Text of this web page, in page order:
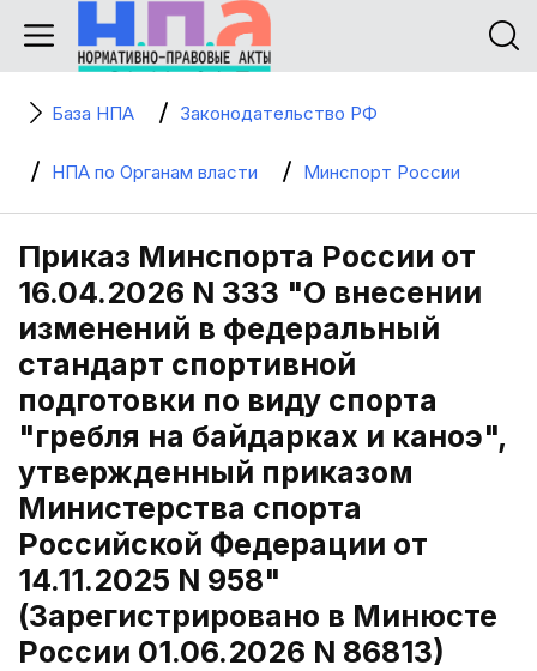
База НПА Законодательство РФ
НПА по Органам власти Минспорт России
Приказ Минспорта России от
16.04.2026 N 333 "О внесении
изменений в федеральный
стандарт спортивной
подготовки по виду спорта
"гребля на байдарках и каноэ",
утвержденный приказом
Министерства спорта
Российской Федерации от
14.11.2025 N 958"
(Зарегистрировано в Минюсте
России 01.06.2026 N 86813)